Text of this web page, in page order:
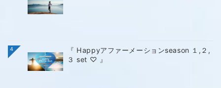
4
『 Happyアファーメーションseason １,２,
３ set ♡ 』